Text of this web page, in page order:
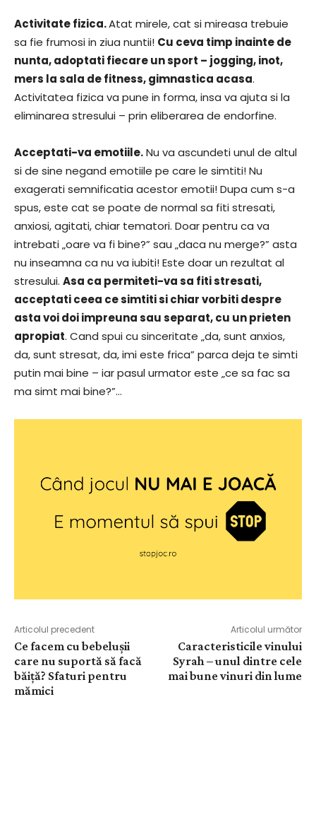
Activitate fizica.Atat mirele, cat si mireasa trebuie
sa fie frumosi in ziua nuntii! Cu ceva timp inainte de
nunta, adoptati fiecare un sport – jogging, inot,
mers la sala de fitness, gimnastica acasa.
Activitatea fizica va pune in forma, insa va ajuta si la
eliminarea stresului – prin eliberarea de endorfine.
Acceptati-va emotiile.Nu va ascundeti unul de altul
si de sine negand emotiile pe care le simtiti! Nu
exagerati semnificatia acestor emotii! Dupa cum s-a
spus, este cat se poate de normal sa fiti stresati,
anxiosi, agitati, chiar tematori. Doar pentru ca va
intrebati „oare va fi bine?” sau „daca nu merge?” asta
nu inseamna ca nu va iubiti! Este doar un rezultat al
stresului. Asa ca permiteti-va sa fiti stresati,
acceptati ceea ce simtiti si chiar vorbiti despre
asta voi doi impreuna sau separat, cu un prieten
apropiat. Cand spui cu sinceritate „da, sunt anxios,
da, sunt stresat, da, imi este frica” parca deja te simti
putin mai bine – iar pasul urmator este „ce sa fac sa
ma simt mai bine?”…
Articolul precedent
Ce facem cu bebelușii
care nu suportă să facă
băiță? Sfaturi pentru
mămici
Articolul următor
Caracteristicile vinului
Syrah – unul dintre cele
mai bune vinuri din lume